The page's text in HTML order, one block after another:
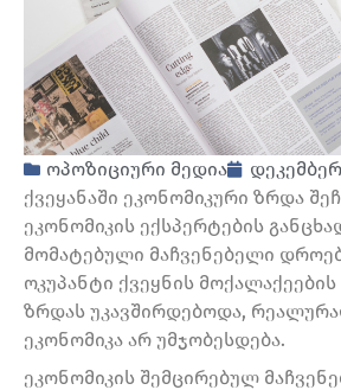
ოპოზიციური მედია
ქვეყანაში ეკონომიკური ზრდა
ეკონომიკის ექსპერტების
მომატებული მაჩვენებელი
ოკუპანტი ქვეყნის
ზრდას უკავშირდებოდა,
ეკონომიკა არ უმჯობესდება.
ეკონომიკის შემცირებულ